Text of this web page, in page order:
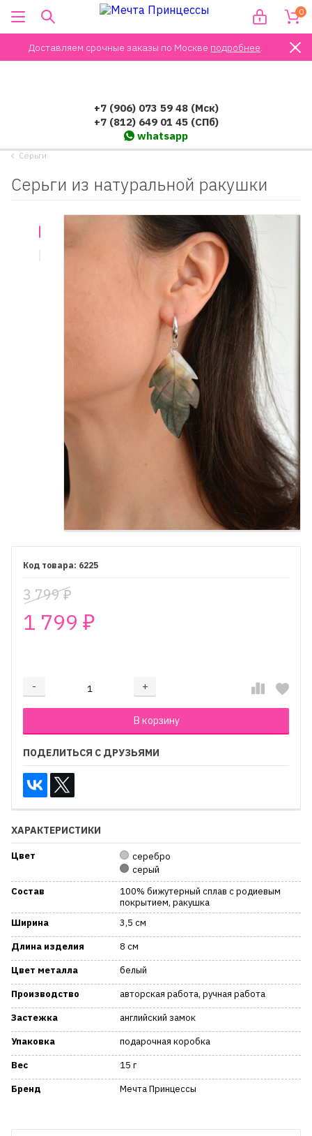
Доставляем срочные заказы по Москве подробнее.
0
+7 (906) 073 59 48 (Мск)
+7 (812) 649 01 45 (СПб)
whatsapp
Серьги
Cерьги из натуральной ракушки
6225
3 799₽
1 799 ₽
- +
Добавляется...
В корзину
Добавлен
ПОДЕЛИТЬСЯ С ДРУЗЬЯМИ
ХАРАКТЕРИСТИКИ
Цвет
серебро
серый
Состав
100% бижутерный сплав с родиевым
покрытием, ракушка
Ширина
3,5 см
Длина изделия
8 см
Цвет металла
белый
Производство
авторская работа, ручная работа
Застежка
английский замок
Упаковка
подарочная коробка
Вес
15 г
Бренд
Мечта Принцессы